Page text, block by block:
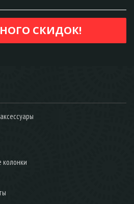
колонки